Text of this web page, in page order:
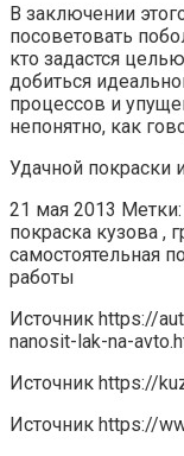
В заключении
посоветовать
кто задастся целью
добиться
процессов и
непонятно, как
Удачной покраски
21 мая 2013 Метки:
покраска кузова ,
самостоятельная
работы
Источник https://
nanosit-lak-na-
Источник https://
Источник https://